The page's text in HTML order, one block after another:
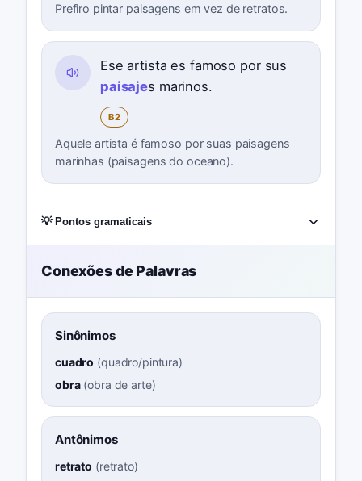
Prefiro pintar paisagens em vez de retratos.
Ese artista es famoso por sus
paisajes marinos.
B2
Aquele artista é famoso por suas paisagens
marinhas (paisagens do oceano).
💡 Pontos gramaticais
Conexões de Palavras
Sinônimos
cuadro (quadro/pintura)
obra(obra de arte)
Antônimos
retrato (retrato)